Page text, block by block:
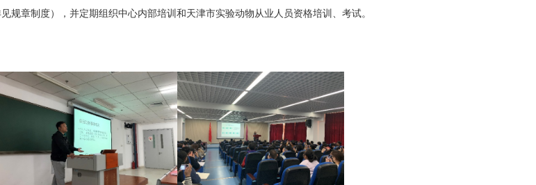
规章制度），并定期组织中心内部培训和天津市实验动物从业人员资格培训、考试。